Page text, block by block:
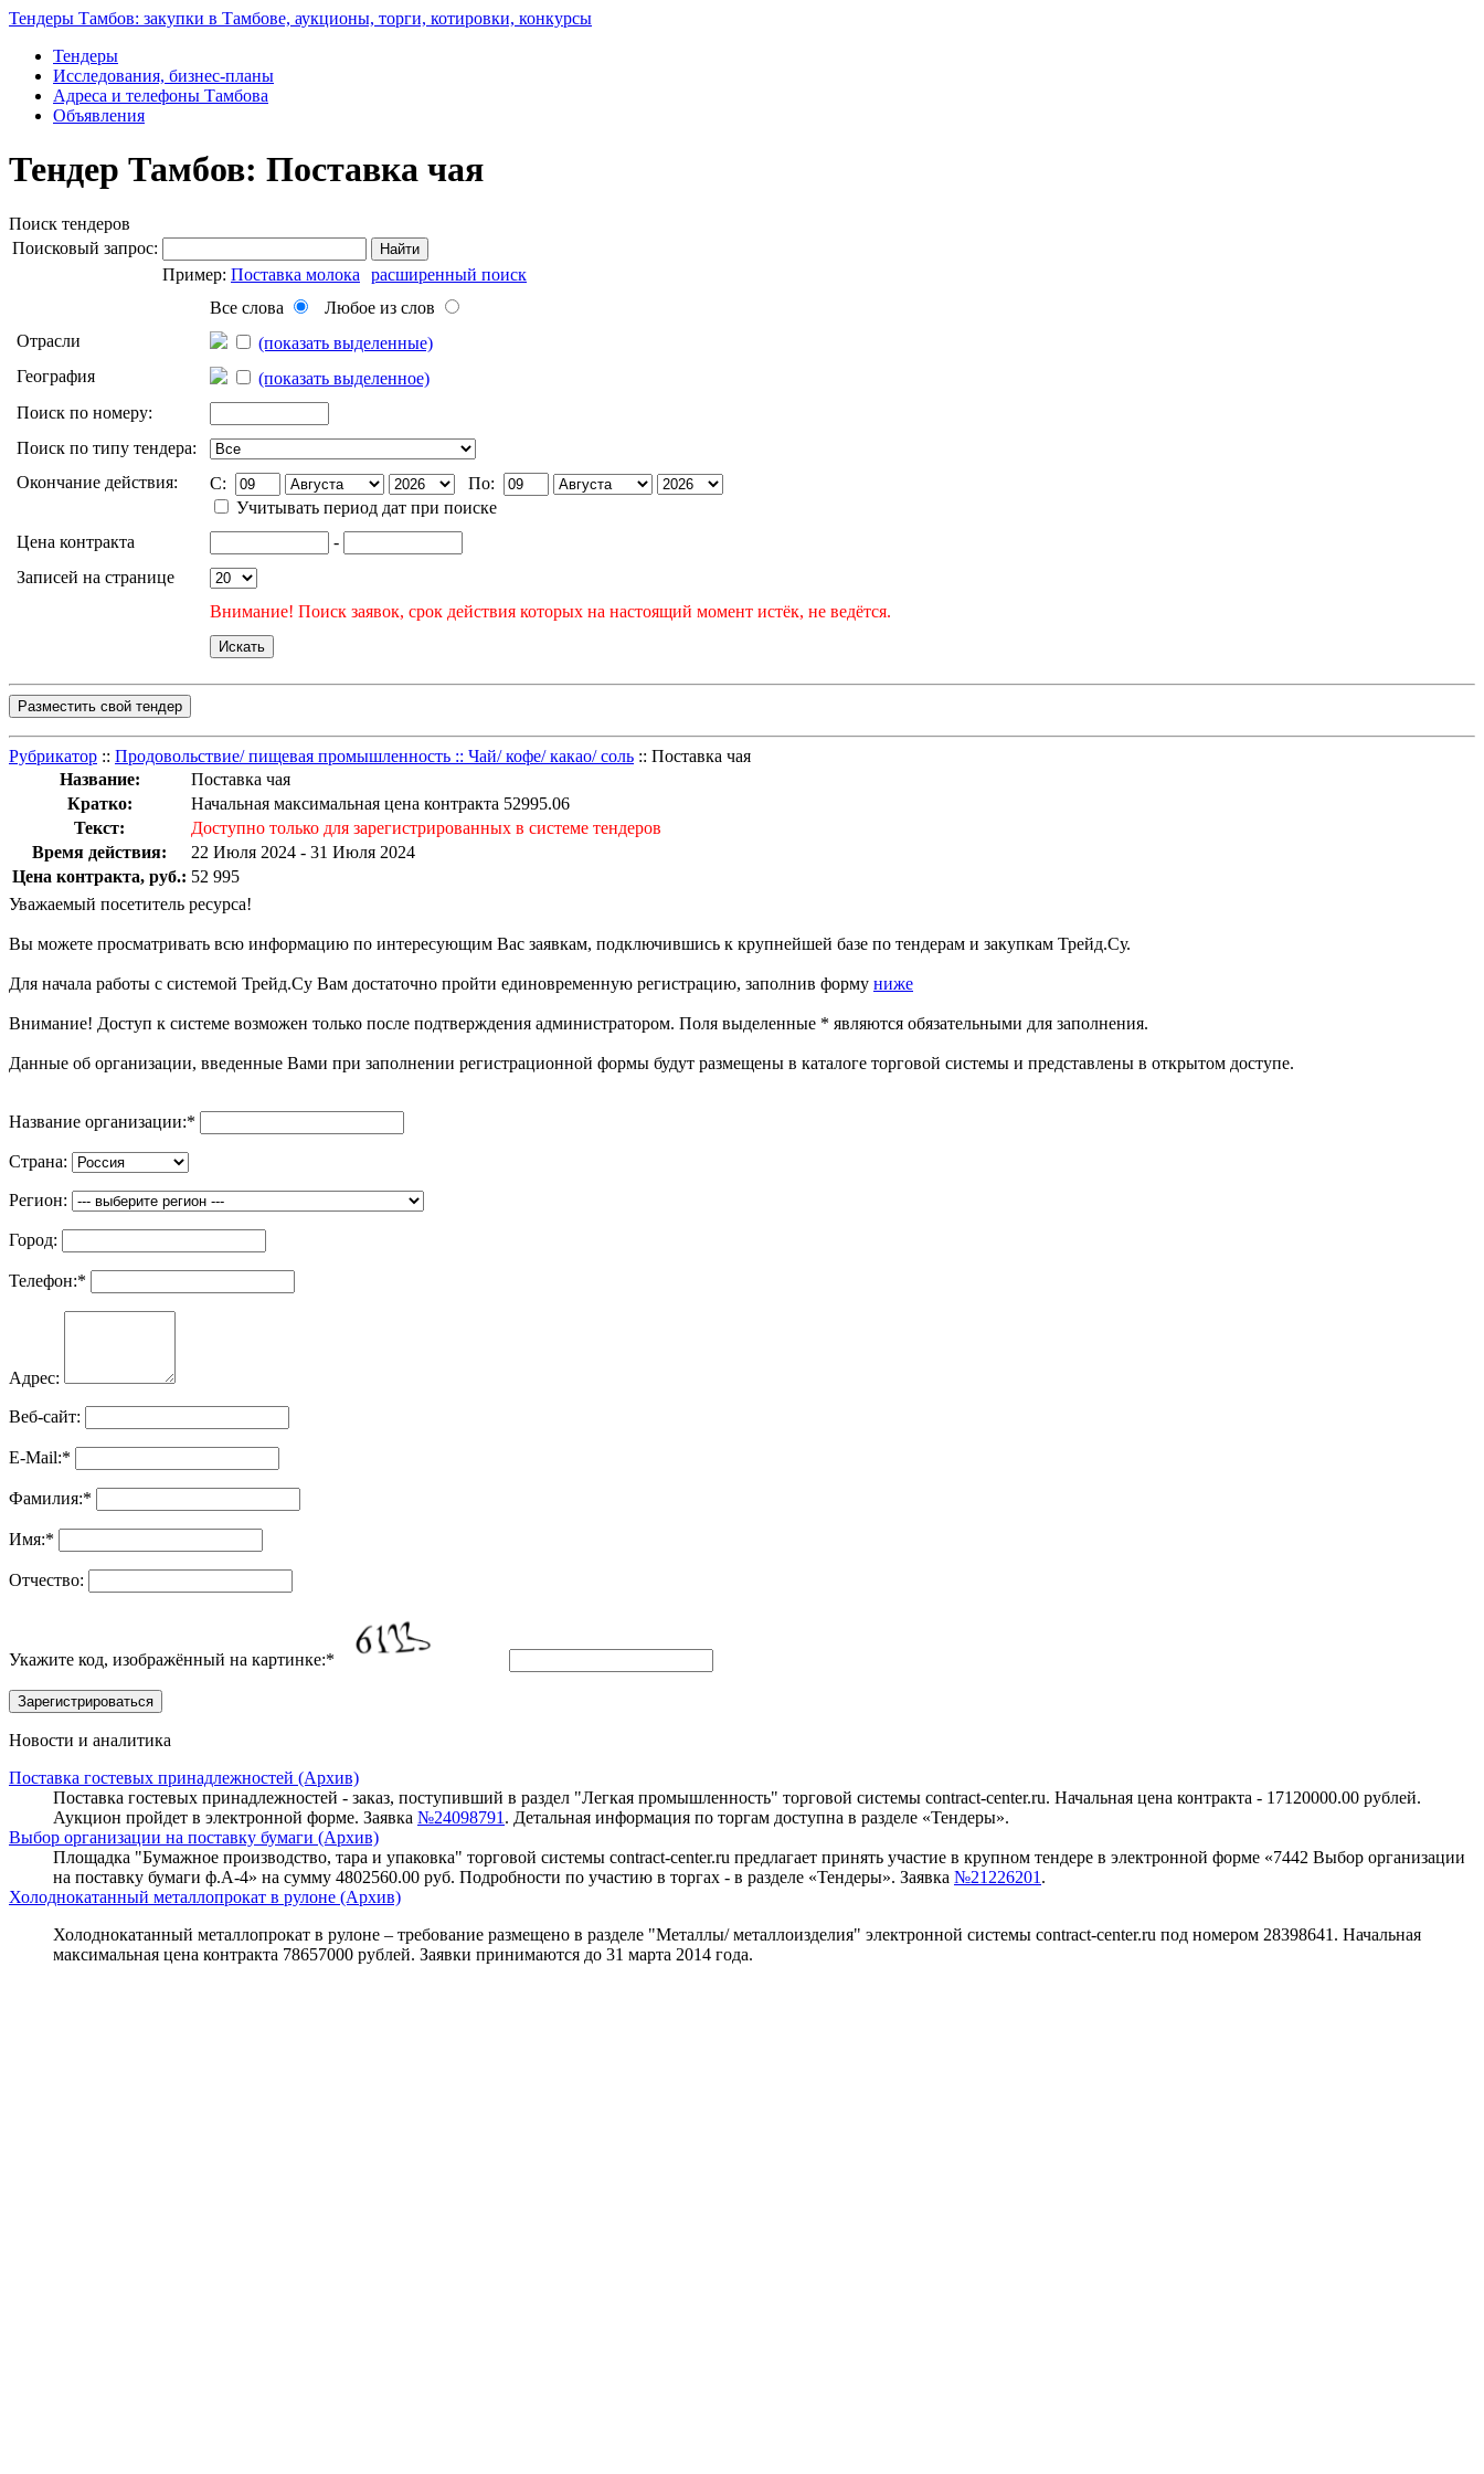
Тендеры Тамбов: закупки в Тамбове, аукционы, торги, котировки, конкурсы
Тендеры
Исследования, бизнес-планы
Адреса и телефоны Тамбова
Объявления
Тендер Тамбов: Поставка чая
Поиск тендеров
Поисковый запрос:
Найти
Пример: Поставка молока
расширенный поиск
Все слова
Любое из слов
Отрасли
(показать выделенные)
География
(показать выделенное)
Поиск по номеру:
Поиск по типу тендера:
Окончание действия:
C:
По:
Учитывать период дат при поиске
Цена контракта
-
Записей на странице
Внимание! Поиск заявок, срок действия которых на настоящий момент истёк, не ведётся.
Разместить свой тендер
Рубрикатор :: Продовольствие/ пищевая промышленность :: Чай/ кофе/ какао/ соль :: Поставка чая
Название:
Поставка чая
Кратко:
Начальная максимальная цена контракта 52995.06
Текст:
Доступно только для зарегистрированных в системе тендеров
Время действия:
22 Июля 2024 - 31 Июля 2024
Цена контракта, руб.: 52 995
Уважаемый посетитель ресурса!
Вы можете просматривать всю информацию по интересующим Вас заявкам, подключившись к крупнейшей базе по тендерам и закупкам Трейд.Су.
Для начала работы с системой Трейд.Су Вам достаточно пройти единовременную регистрацию, заполнив форму ниже
Внимание! Доступ к системе возможен только после подтверждения администратором. Поля выделенные * являются обязательными для заполнения.
Данные об организации, введенные Вами при заполнении регистрационной формы будут размещены в каталоге торговой системы и представлены в открытом доступе.
Название организации:*
Страна:
Регион:
Город:
Телефон:*
Адрес:
Веб-сайт:
E-Mail:*
Фамилия:*
Имя:*
Отчество:
Укажите код, изображённый на картинке:*
Новости и аналитика
Поставка гостевых принадлежностей (Архив)
Поставка гостевых принадлежностей - заказ, поступивший в раздел "Легкая промышленность" торговой системы contract-center.ru. Начальная цена контракта - 17120000.00 рублей.
Аукцион пройдет в электронной форме. Заявка №24098791 . Детальная информация по торгам доступна в разделе «Тендеры».
Выбор организации на поставку бумаги (Архив)
Площадка "Бумажное производство, тара и упаковка" торговой системы contract-center.ru предлагает принять участие в крупном тендере в электронной форме «7442 Выбор организации
на поставку бумаги ф.А-4» на сумму 4802560.00 руб. Подробности по участию в торгах - в разделе «Тендеры». Заявка №21226201 .
Холоднокатанный металлопрокат в рулоне (Архив)
Холоднокатанный металлопрокат в рулоне – требование размещено в разделе "Металлы/ металлоизделия" электронной системы contract-center.ru под номером 28398641. Начальная
максимальная цена контракта 78657000 рублей. Заявки принимаются до 31 марта 2014 года.